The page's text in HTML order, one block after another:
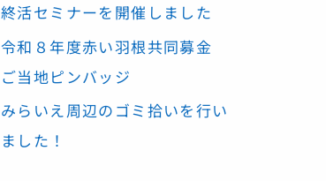
終活セミナーを開催しました
令和８年度赤い羽根共同募金
ご当地ピンバッジ
みらいえ周辺のゴミ拾いを行い
ました！